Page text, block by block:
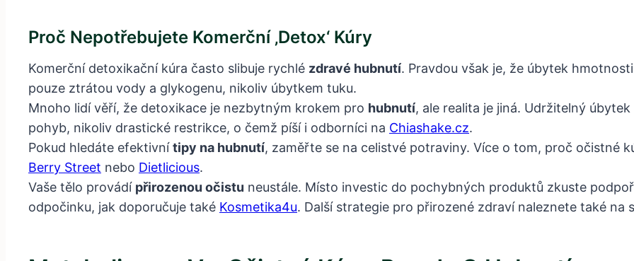
Proč Nepotřebujete Komerční ‚detox‘ Kúry
Komerční detoxikační kúra často slibuje rychlé zdravé hubnutí. Pravdou však je, že úbytek
pouze ztrátou vody a glykogenu, nikoliv úbytkem tuku.
Mnoho lidí věří, že detoxikace je nezbytným krokem pro hubnutí, ale realita je jiná. Udržitelný
pohyb, nikoliv drastické restrikce, o čemž píší i odborníci na Chiashake.cz.
Pokud hledáte efektivnítipy na hubnutí, zaměřte se na celistvé potraviny. Více o tom, proč očistné
Berry Street nebo Dietlicious.
Vaše tělo provádí přirozenou očistu neustále. Místo investic do pochybných produktů zkuste
odpočinku, jak doporučuje také Kosmetika4u. Další strategie pro přirozené zdraví naleznete také na